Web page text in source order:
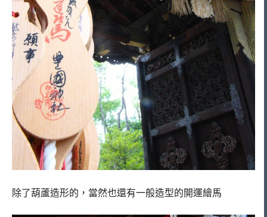
除了葫蘆造形的，當然也還有一般造型的開運繪馬